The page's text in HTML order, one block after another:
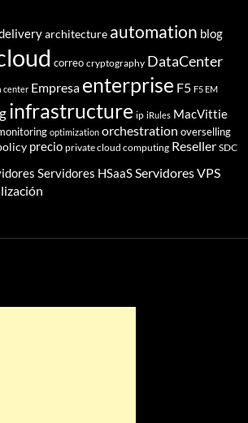
architecture automation blog
correo cryptography DataCenter
center Empresa enterprise F5 F5 EM
infrastructure ip iRules MacVittie
optimization orchestration overselling
precio private cloud computing Reseller SDC
Servidores HSaaSServidores VPS